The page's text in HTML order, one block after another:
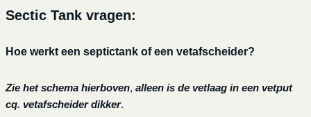
Sectic Tank vragen:
Hoe werkt een septictank of een vetafscheider?
Zie het schema hierboven, alleen is de vetlaag in een vetput
cq. vetafscheider dikker.